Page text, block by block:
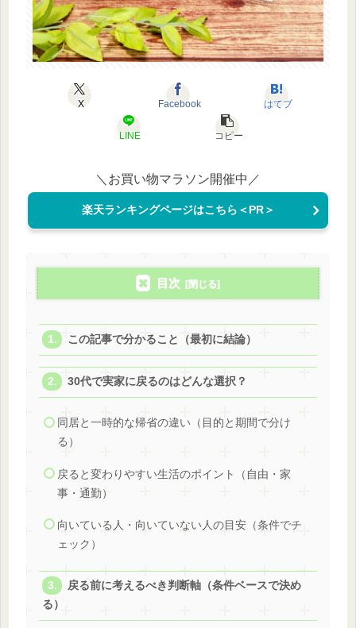
X Facebook はてブ
LINE コピー
＼お買い物マラソン開催中／
楽天ランキングページはこちら＜PR＞
目次
この記事で分かること（最初に結論）
30代で実家に戻るのはどんな選択？
同居と一時的な帰省の違い（目的と期間で分け
る）
戻ると変わりやすい生活のポイント（自由・家
事・通勤）
向いている人・向いていない人の目安（条件でチ
ェック）
戻る前に考えるべき判断軸（条件ベースで決め
る）